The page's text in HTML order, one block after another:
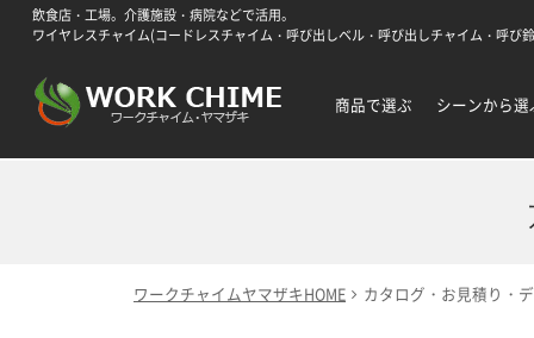
飲食店・工場。介護施設・病院などで活用。
ワイヤレスチャイム(コードレスチャイム・呼び出しベル・呼び出しチャイム・呼び
商品で選ぶ シーンから選
ワークチャイムヤマザキHOME カタログ・お見積り・